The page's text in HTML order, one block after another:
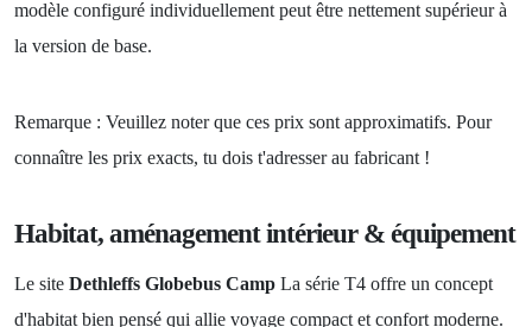
modèle configuré individuellement peut être nettement supérieur à
la version de base.
Remarque : Veuillez noter que ces prix sont approximatifs. Pour
connaître les prix exacts, tu dois t'adresser au fabricant !
Habitat, aménagement intérieur & équipement
Le site Dethleffs Globebus Camp La série T4 offre un concept
d'habitat bien pensé qui allie voyage compact et confort moderne.